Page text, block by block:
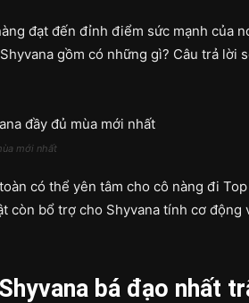
đạt đến đỉnh điểm sức mạnh của
gồm có những gì? Câu trả lời
mới nhất
có thể yên tâm cho cô nàng đi
còn bổ trợ cho Shyvana tính cơ động
bá đạo nhất